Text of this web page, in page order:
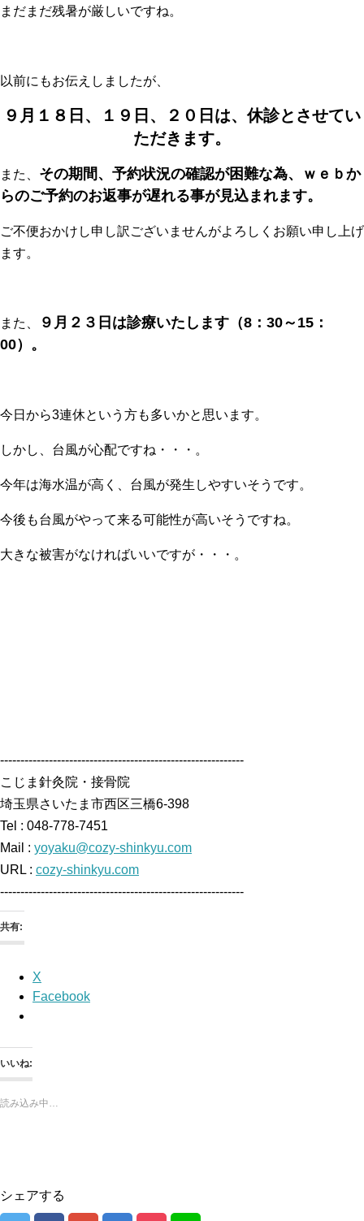
まだまだ残暑が厳しいですね。
以前にもお伝えしましたが、
９月１８日、１９日、２０日は、休診とさせてい
ただきます。
また、 その期間、予約状況の確認が困難な為、ｗｅｂか
らのご予約のお返事が遅れる事が見込まれます。
ご不便おかけし申し訳ございませんがよろしくお願い申し上げ
ます。
また、
９月２３日は診療いたします（8：30～15：
00）。
今日から3連休という方も多いかと思います。
しかし、台風が心配ですね・・・。
今年は海水温が高く、台風が発生しやすいそうです。
今後も台風がやって来る可能性が高いそうですね。
大きな被害がなければいいですが・・・。
------------------------------------------------------------
こじま針灸院・接骨院
埼玉県さいたま市西区三橋6-398
Tel : 048-778-7451
Mail : yoyaku@cozy-shinkyu.com
URL : cozy-shinkyu.com
------------------------------------------------------------
共有:
X
Facebook
いいね:
読み込み中…
シェアする